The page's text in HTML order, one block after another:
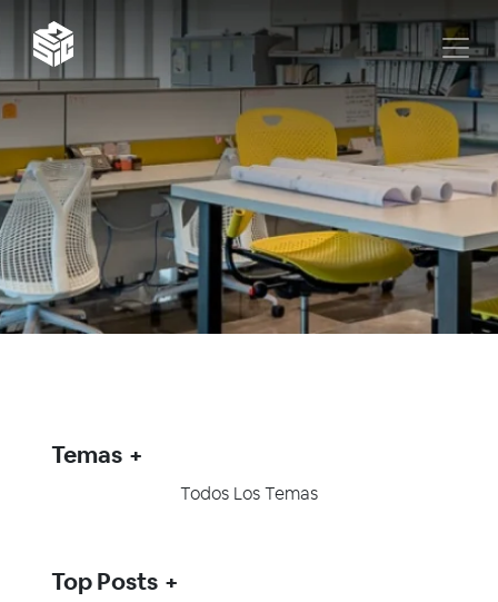
Temas
Todos Los Temas
Top Posts